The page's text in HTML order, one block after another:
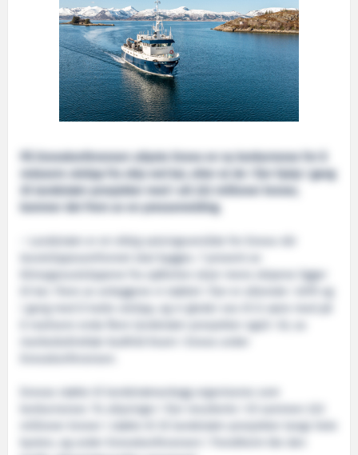
På Enovakonferansen utlyste Enova en ny konkurranse for å
redusere utslipp fra skip ved kai, etter at de i fjor hjalp i gang
35 landstrøm-prosjekter med i alt 222 millioner kroner,
kommer det frem av en pressemelding.
– Landstrøm er et viktig satsingsområde for Enova når
lavutslippssamfunnet skal bygges. 7 prosent av
klimagassutslippene fra sjøfarten skjer mens skipene ligger
til kai. Flere av anleggene vi støttet i fjor er allerede i drift og
i gang med å kutte utslipp, og vi gleder oss til å være med på
å realisere enda flere landstrøm-prosjekter også i år, sa
markedsdirektør Audhild Kvam i Enova under
Enovas støtte til landstrømanlegg organiseres som
konkurranser. To utlysinger i fjor resulterte i til sammen 222
millioner kroner i støtte til 35 landstrøm-prosjekter langs hele
kysten, og under Enovakonferansen i Trondheim ble den